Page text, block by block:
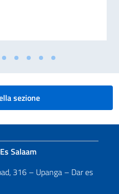
del Consiglio dei Ministri e
sezione
Salaam
316 – Upanga – Dar es